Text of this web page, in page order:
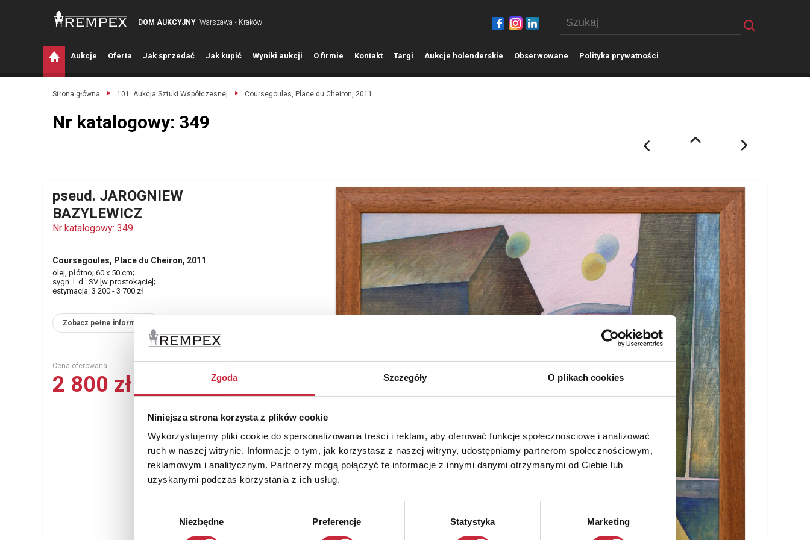
Zgoda Szczegóły O plikach cookies
Niniejsza strona korzysta z plików cookie
Wykorzystujemy pliki cookie do spersonalizowania treści i reklam, aby oferować funkcje społecznościowe i analizować
ruch w naszej witrynie. Informacje o tym, jak korzystasz z naszej witryny, udostępniamy partnerom społecznościowym,
reklamowym i analitycznym. Partnerzy mogą połączyć te informacje z innymi danymi otrzymanymi od Ciebie lub
uzyskanymi podczas korzystania z ich usług.
Niezbędne Preferencje Statystyka Marketing
DOM AUKCYJNY Warszawa • Kraków
Aukcje Oferta Jak sprzedać Jak kupić Wyniki aukcji O firmie Kontakt Targi Aukcje holenderskie Obserwowane Polityka prywatności
Strona główna 101. Aukcja Sztuki Współczesnej Coursegoules, Place du Cheiron, 2011.
Nr katalogowy: 349
pseud. JAROGNIEW
BAZYLEWICZ
Nr katalogowy: 349
Coursegoules, Place du Cheiron, 2011
olej, płótno; 60 x 50 cm;
sygn. l. d.: SV [w prostokącie];
estymacja: 3 200 - 3 700 zł
Zobacz pełne informacje
Cena oferowana
2 800 zł